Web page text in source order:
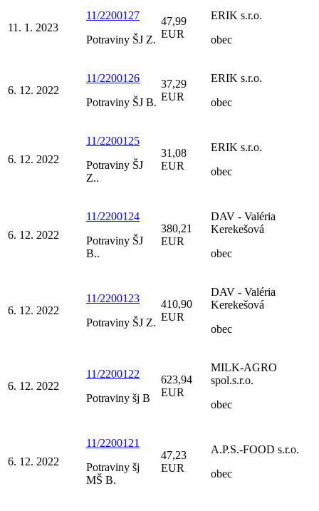
11. 1. 2023
11/2200127
Potraviny ŠJ Z.
47,99
EUR
ERIK s.r.o.
obec
6. 12. 2022
11/2200126
Potraviny ŠJ B.
37,29
EUR
ERIK s.r.o.
obec
6. 12. 2022
11/2200125
Potraviny ŠJ
Z..
31,08
EUR
ERIK s.r.o.
obec
6. 12. 2022
11/2200124
Potraviny ŠJ
B..
380,21
EUR
DAV - Valéria
Kerekešová
obec
6. 12. 2022
11/2200123
Potraviny ŠJ Z.
410,90
EUR
DAV - Valéria
Kerekešová
obec
6. 12. 2022
11/2200122
Potraviny šj B
623,94
EUR
MILK-AGRO
spol.s.r.o.
obec
6. 12. 2022
11/2200121
Potraviny šj
MŠ B.
47,23
EUR
A.P.S.-FOOD s.r.o.
obec